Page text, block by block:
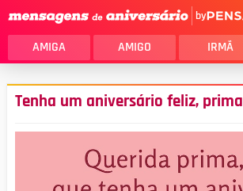
by
AMIGA AMIGO IRMÃ
Tenha um aniversário feliz, prima